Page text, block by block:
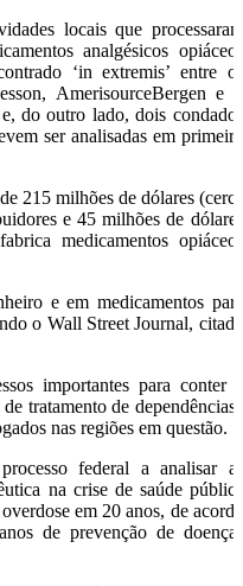
locais que processaram
analgésicos opiáceos
‘in extremis’ entre os
AmerisourceBergen e o
do outro lado, dois condados
ser analisadas em primeiro
215 milhões de dólares (cerca
e 45 milhões de dólares
medicamentos opiáceos
e em medicamentos para
o Wall Street Journal, citado
importantes para conter a
tratamento de dependências”
nas regiões em questão.
federal a analisar as
na crise de saúde pública
em 20 anos, de acordo
de prevenção de doenças